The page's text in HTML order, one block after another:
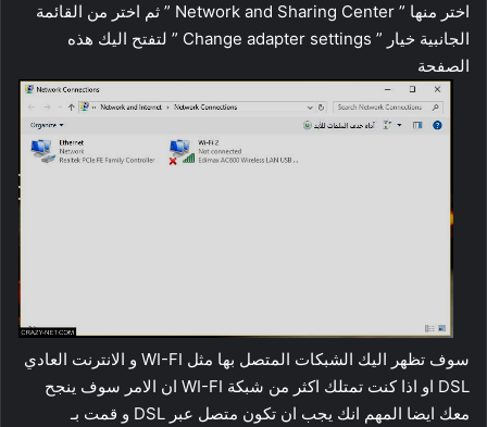
اختر منها ” Network and Sharing Center ” ثم اختر من القائمة
الجانبية خيار ” Change adapter settings ” لتفتح اليك هذه
الصفحة
سوف تظهر اليك الشبكات المتصل بها مثل WI-FI و الانترنت العادي
DSL او اذا كنت تمتلك اكثر من شبكة WI-FI ان الامر سوف ينجح
معك ايضا المهم انك يجب ان تكون متصل عبر DSL و قمت بـ